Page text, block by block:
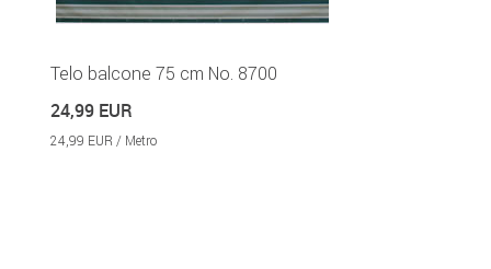
Telo balcone 75 cm No. 8700
24,99 EUR
24,99 EUR / Metro